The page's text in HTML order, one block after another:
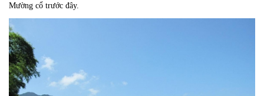
Mường cổ trước đây.